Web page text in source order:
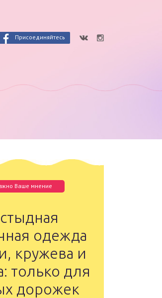
Присоединяйтесь
Ваше мнение
одежда
кружева и
только для
дорожек